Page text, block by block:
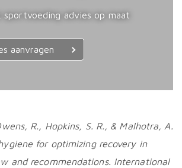
sportvoeding advies op maat
aanvragen
R., Hopkins, S. R., & Malhotra, A.
for optimizing recovery in
and recommendations. International